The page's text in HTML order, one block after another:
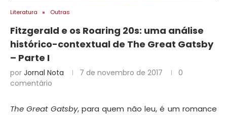
Literatura Outras
Fitzgerald e os Roaring 20s: uma análise
histórico-contextual de The Great Gatsby
– Parte I
por Jornal Nota 7 de novembro de 2017
0
comentário
The Great Gatsby, para quem não leu, é um romance